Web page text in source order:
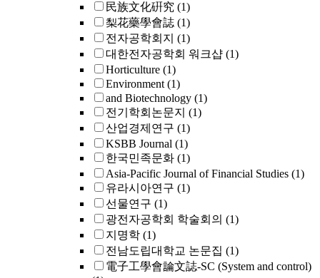
民族文化硏究 (1)
梨花藥學會誌 (1)
전자공학회지 (1)
대한전자공학회 워크샵 (1)
Horticulture (1)
Environment (1)
and Biotechnology (1)
전기학회논문지 (1)
산업경제연구 (1)
KSBB Journal (1)
한국민족문화 (1)
Asia-Pacific Journal of Financial Studies (1)
유라시아연구 (1)
선물연구 (1)
광전자공학회 학술회의 (1)
지명학 (1)
전남도립대학교 논문집 (1)
電子工學會論文誌-SC (System and control)